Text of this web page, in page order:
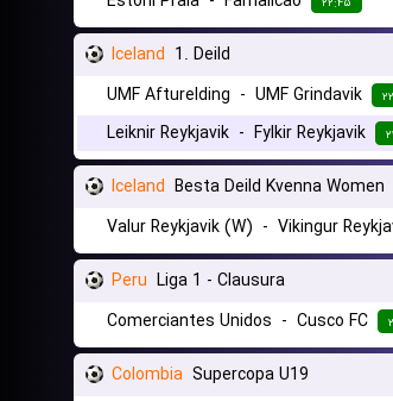
Iceland 1. Deild
UMF Afturelding - UMF Grindavik
Leiknir Reykjavik - Fylkir Reykjavik
Iceland Besta Deild Kvenna Women
Valur Reykjavik (W) - Vikingur
Peru Liga 1 - Clausura
Comerciantes Unidos - Cusco FC
Colombia Supercopa U19